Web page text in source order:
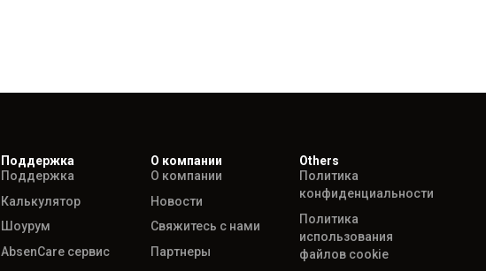
Поддержка
Поддержка
Калькулятор
Шоурум
AbsenCare сервис
О компании
О компании
Новости
Свяжитесь с нами
Партнеры
Others
Политика
конфиденциальности
Политика
использования
файлов cookie